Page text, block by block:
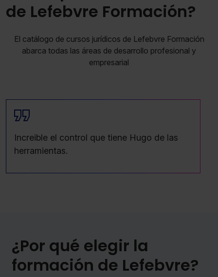
de Lefebvre Formación?
El catálogo de cursos jurídicos de Lefebvre Formación
abarca todas las áreas de desarrollo profesional y
empresarial
Increible el control que tiene Hugo de las
herramientas.
¿Por qué elegir la
formación de Lefebvre?